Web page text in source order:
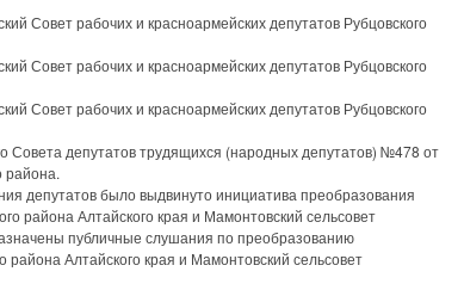
Совет рабочих и красноармейских депутатов Рубцовского
Совет рабочих и красноармейских депутатов Рубцовского
Совет рабочих и красноармейских депутатов Рубцовского
депутатов трудящихся (народных депутатов) №478 от
района.
депутатов было выдвинуто инициатива преобразования
района Алтайского края и Мамонтовский сельсовет
публичные слушания по преобразованию
Алтайского края и Мамонтовский сельсовет